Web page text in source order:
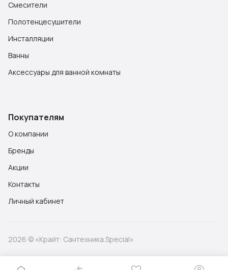
Смесители
Полотенцесушители
Инсталляции
Ванны
Аксессуары для ванной комнаты
Покупателям
О компании
Бренды
Акции
Контакты
Личный кабинет
2026 © «Крайт: Сантехника.Special»